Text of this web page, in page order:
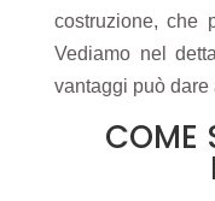
costruzione, che
Vediamo nel
vantaggi può dare
COME